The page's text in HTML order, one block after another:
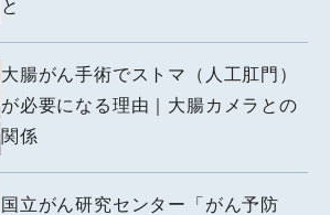
と
大腸がん手術でストマ（人工肛門）
が必要になる理由｜大腸カメラとの
関係
国立がん研究センター「がん予防